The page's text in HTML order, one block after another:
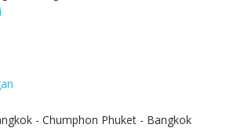
- Chumphon Phuket - Bangkok